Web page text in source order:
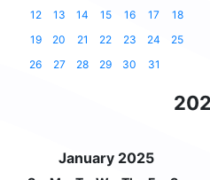
12
13 14 15 16 17
18
19
20 21 22 23 24
25
26
27 28 29 30 31
January 2025